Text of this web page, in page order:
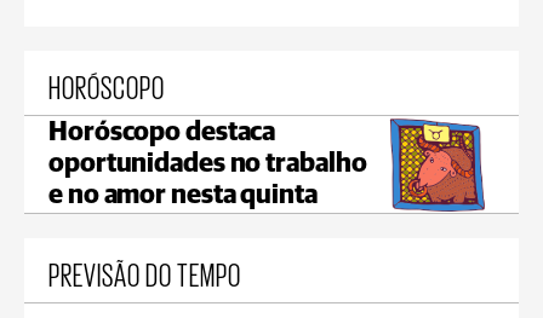
HORÓSCOPO
Horóscopo destaca
oportunidades no trabalho
e no amor nesta quinta
PREVISÃO DO TEMPO